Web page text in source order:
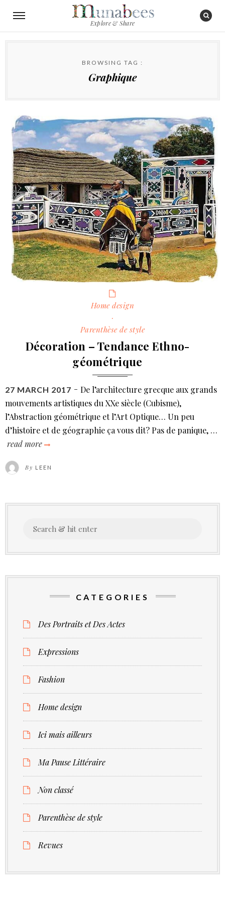
Explore & Share
BROWSING TAG :
Graphique
Home design
·
Parenthèse de style
Décoration – Tendance Ethno-
géométrique
POSTED
ON
27 MARCH 2017
De l’architecture grecque aux grands
mouvements artistiques du XXe siècle (Cubisme),
l’Abstraction géométrique et l’Art Optique… Un peu
d’histoire et de géographie ça vous dit? Pas de panique, …
read more
tendance
By LEEN
CATEGORIES
Des Portraits et Des Actes
Expressions
Fashion
Home design
Ici mais ailleurs
Ma Pause Littéraire
Non classé
Parenthèse de style
Revues